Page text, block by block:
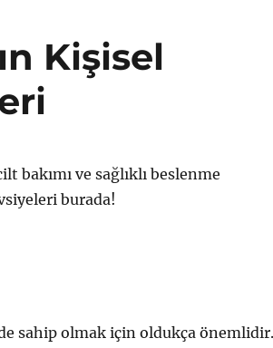
Kişisel
bakımı ve sağlıklı beslenme
burada!
sahip olmak için oldukça önemlidir.